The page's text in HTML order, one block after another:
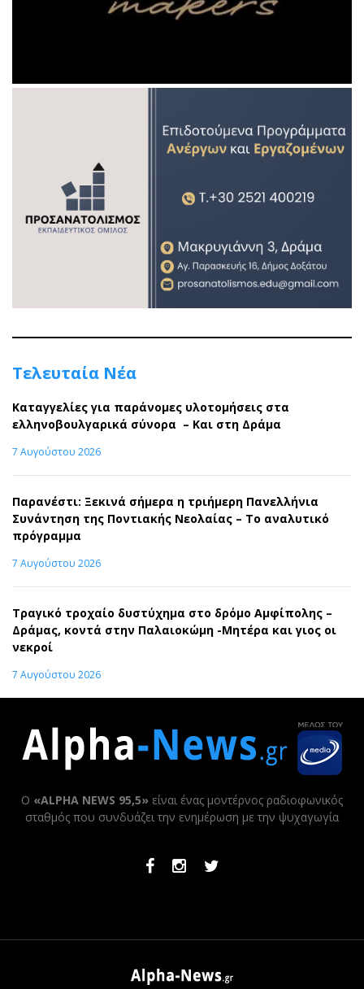
Τελευταία Νέα
Καταγγελίες για παράνομες υλοτομήσεις στα
ελληνοβουλγαρικά σύνορα – Και στη Δράμα
7 Αυγούστου 2026
Παρανέστι: Ξεκινά σήμερα η τριήμερη Πανελλήνια
Συνάντηση της Ποντιακής Νεολαίας – Το αναλυτικό
πρόγραμμα
7 Αυγούστου 2026
Τραγικό τροχαίο δυστύχημα στο δρόμο Αμφίπολης –
Δράμας, κοντά στην Παλαιοκώμη -Μητέρα και γιος οι
νεκροί
7 Αυγούστου 2026
Ο «ALPHA NEWS 95,5» είναι ένας μοντέρνος ραδιοφωνικός
σταθμός που συνδυάζει την ενημέρωση με την ψυχαγωγία
FacebookInstagramTwitter